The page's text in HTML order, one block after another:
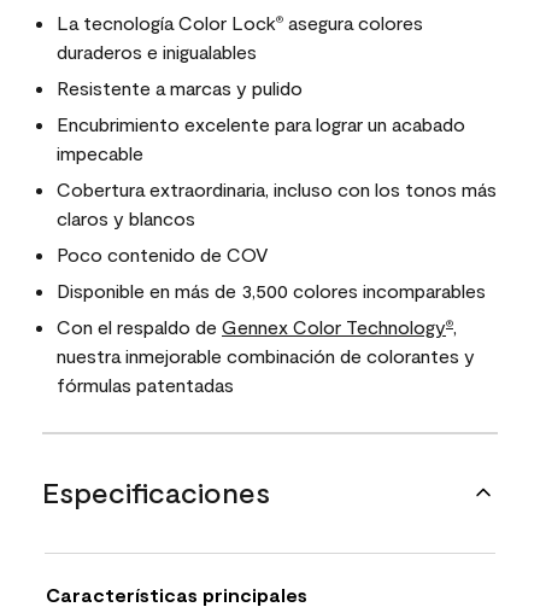
La tecnología Color Lock® asegura colores
duraderos e inigualables
Resistente a marcas y pulido
Encubrimiento excelente para lograr un acabado
impecable
Cobertura extraordinaria, incluso con los tonos más
claros y blancos
Poco contenido de COV
Disponible en más de 3,500 colores incomparables
Con el respaldo de Gennex Color Technology®,
nuestra inmejorable combinación de colorantes y
fórmulas patentadas
Especificaciones
Características principales